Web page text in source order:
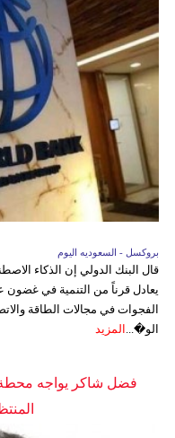
بروكسل - السعوديه اليوم
قال البنك الدولي إن الذكاء
يعادل قرناً من التنمية في
الفجوات في مجالات الطاقة
الو�... المزيد
فضل شاكر يواجه محطة